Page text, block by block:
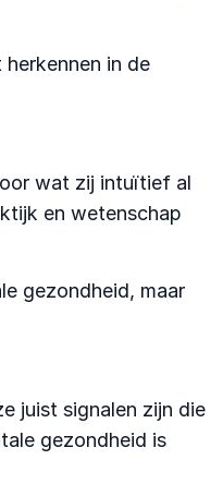
in de
wat zij intuïtief al
en wetenschap
gezondheid, maar
juist signalen zijn die
gezondheid is